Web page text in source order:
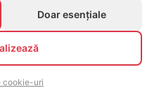
EVENTBOOK SRL.
Doar esențiale
cookie-uri